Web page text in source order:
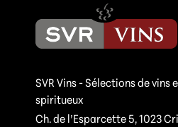
SVR Vins - Sélections de vins
spiritueux
Ch. de l’Esparcette 5, 1023